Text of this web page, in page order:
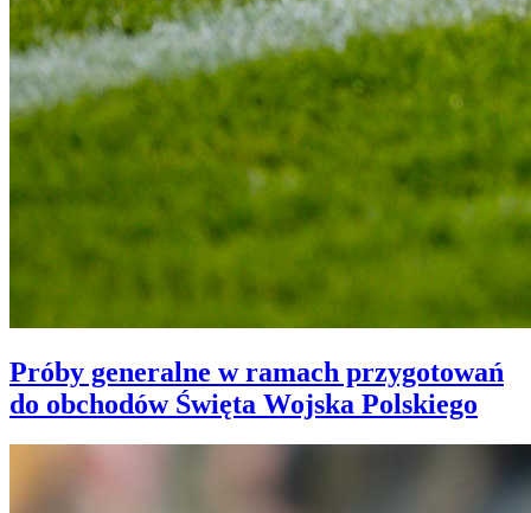
Próby generalne w ramach przygotowań
do obchodów Święta Wojska Polskiego